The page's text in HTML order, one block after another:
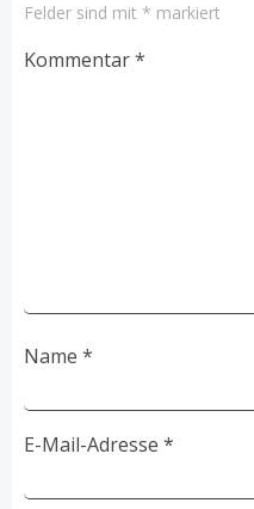
Felder sind mit * markiert
Kommentar*
Name *
E-Mail-Adresse *